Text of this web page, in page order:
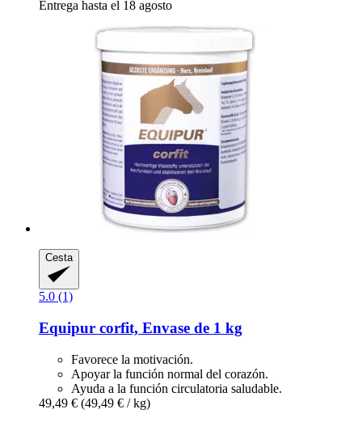
Entrega hasta el 18 agosto
Cesta
5.0 (1)
Equipur corfit, Envase de 1 kg
Favorece la motivación.
Apoyar la función normal del corazón.
Ayuda a la función circulatoria saludable.
49,49 € (49,49 € / kg)